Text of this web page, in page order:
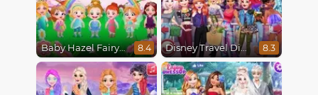
Baby Hazel Fairyland Ballet 8.4 Disney Travel Diaries: City Break 8.3